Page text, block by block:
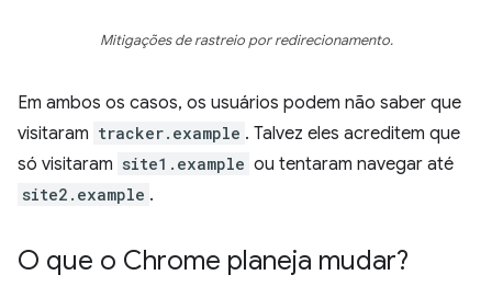
Mitigações de rastreio por redirecionamento.
Em ambos os casos, os usuários podem não saber que
visitaram tracker.example . Talvez eles acreditem que
só visitaram site1.example ou tentaram navegar até
site2.example .
O que o Chrome planeja mudar?